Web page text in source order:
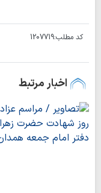
کد مطلب:1207719
اخبار مرتبط